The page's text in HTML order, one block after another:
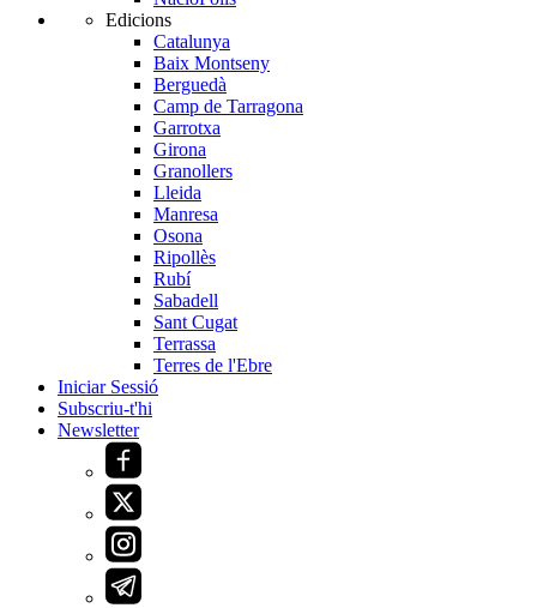
Edicions
Catalunya
Baix Montseny
Berguedà
Camp de Tarragona
Garrotxa
Girona
Granollers
Lleida
Manresa
Osona
Ripollès
Rubí
Sabadell
Sant Cugat
Terrassa
Terres de l'Ebre
Iniciar Sessió
Subscriu-t'hi
Newsletter